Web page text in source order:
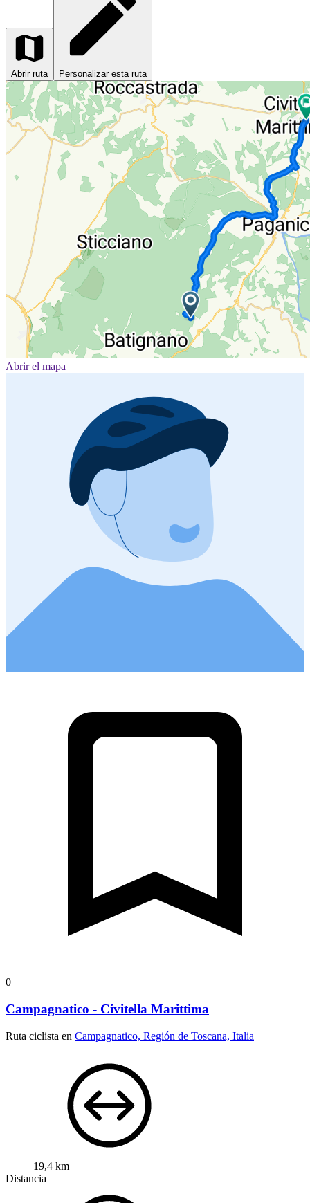
Abrir ruta Personalizar esta ruta
Abrir el mapa
0
Campagnatico - Civitella Marittima
Ruta ciclista en Campagnatico, Región de Toscana, Italia
19,4 km
Distancia